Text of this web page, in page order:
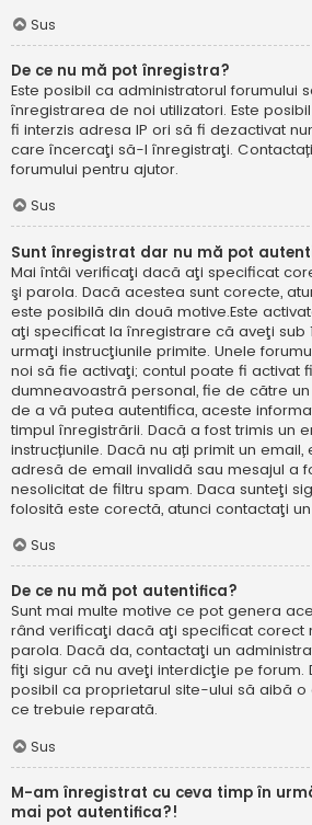
Sus
De ce nu mă pot înregistra?
Este posibil ca administratorul forumului
înregistrarea de noi utilizatori. Este
fi interzis adresa IP ori să fi dezactivat
care încercaţi să-l înregistraţi.
forumului pentru ajutor.
Sus
Sunt înregistrat dar nu mă pot
Mai întâi verificaţi dacă aţi specificat
şi parola. Dacă acestea sunt corecte,
este posibilă din două motive.Este
aţi specificat la înregistrare că aveţi sub
urmaţi instrucţiunile primite. Unele
noi să fie activaţi; contul poate fi activat
dumneavoastră personal, fie de către
de a vă putea autentifica, aceste
timpul înregistrării. Dacă a fost trimis un
instrucțiunile. Dacă nu ați primit un
adresă de email invalidă sau mesajul a
nesolicitat de filtru spam. Daca sunteţi
folosită este corectă, atunci contactaţi
Sus
De ce nu mă pot autentifica?
Sunt mai multe motive ce pot genera
rând verificaţi dacă aţi specificat corect
parola. Dacă da, contactaţi un
fiţi sigur că nu aveţi interdicţie pe forum.
posibil ca proprietarul site-ului să aibă
ce trebuie reparată.
Sus
M-am înregistrat cu ceva timp în
mai pot autentifica?!